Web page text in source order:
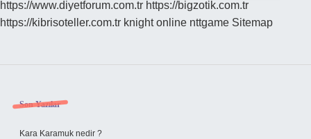
https://www.diyetforum.com.tr https://bigzotik.com.tr
https://kibrisoteller.com.tr knight online nttgame Sitemap
Sidebar
Son Yazılar
Kara Karamuk nedir ?